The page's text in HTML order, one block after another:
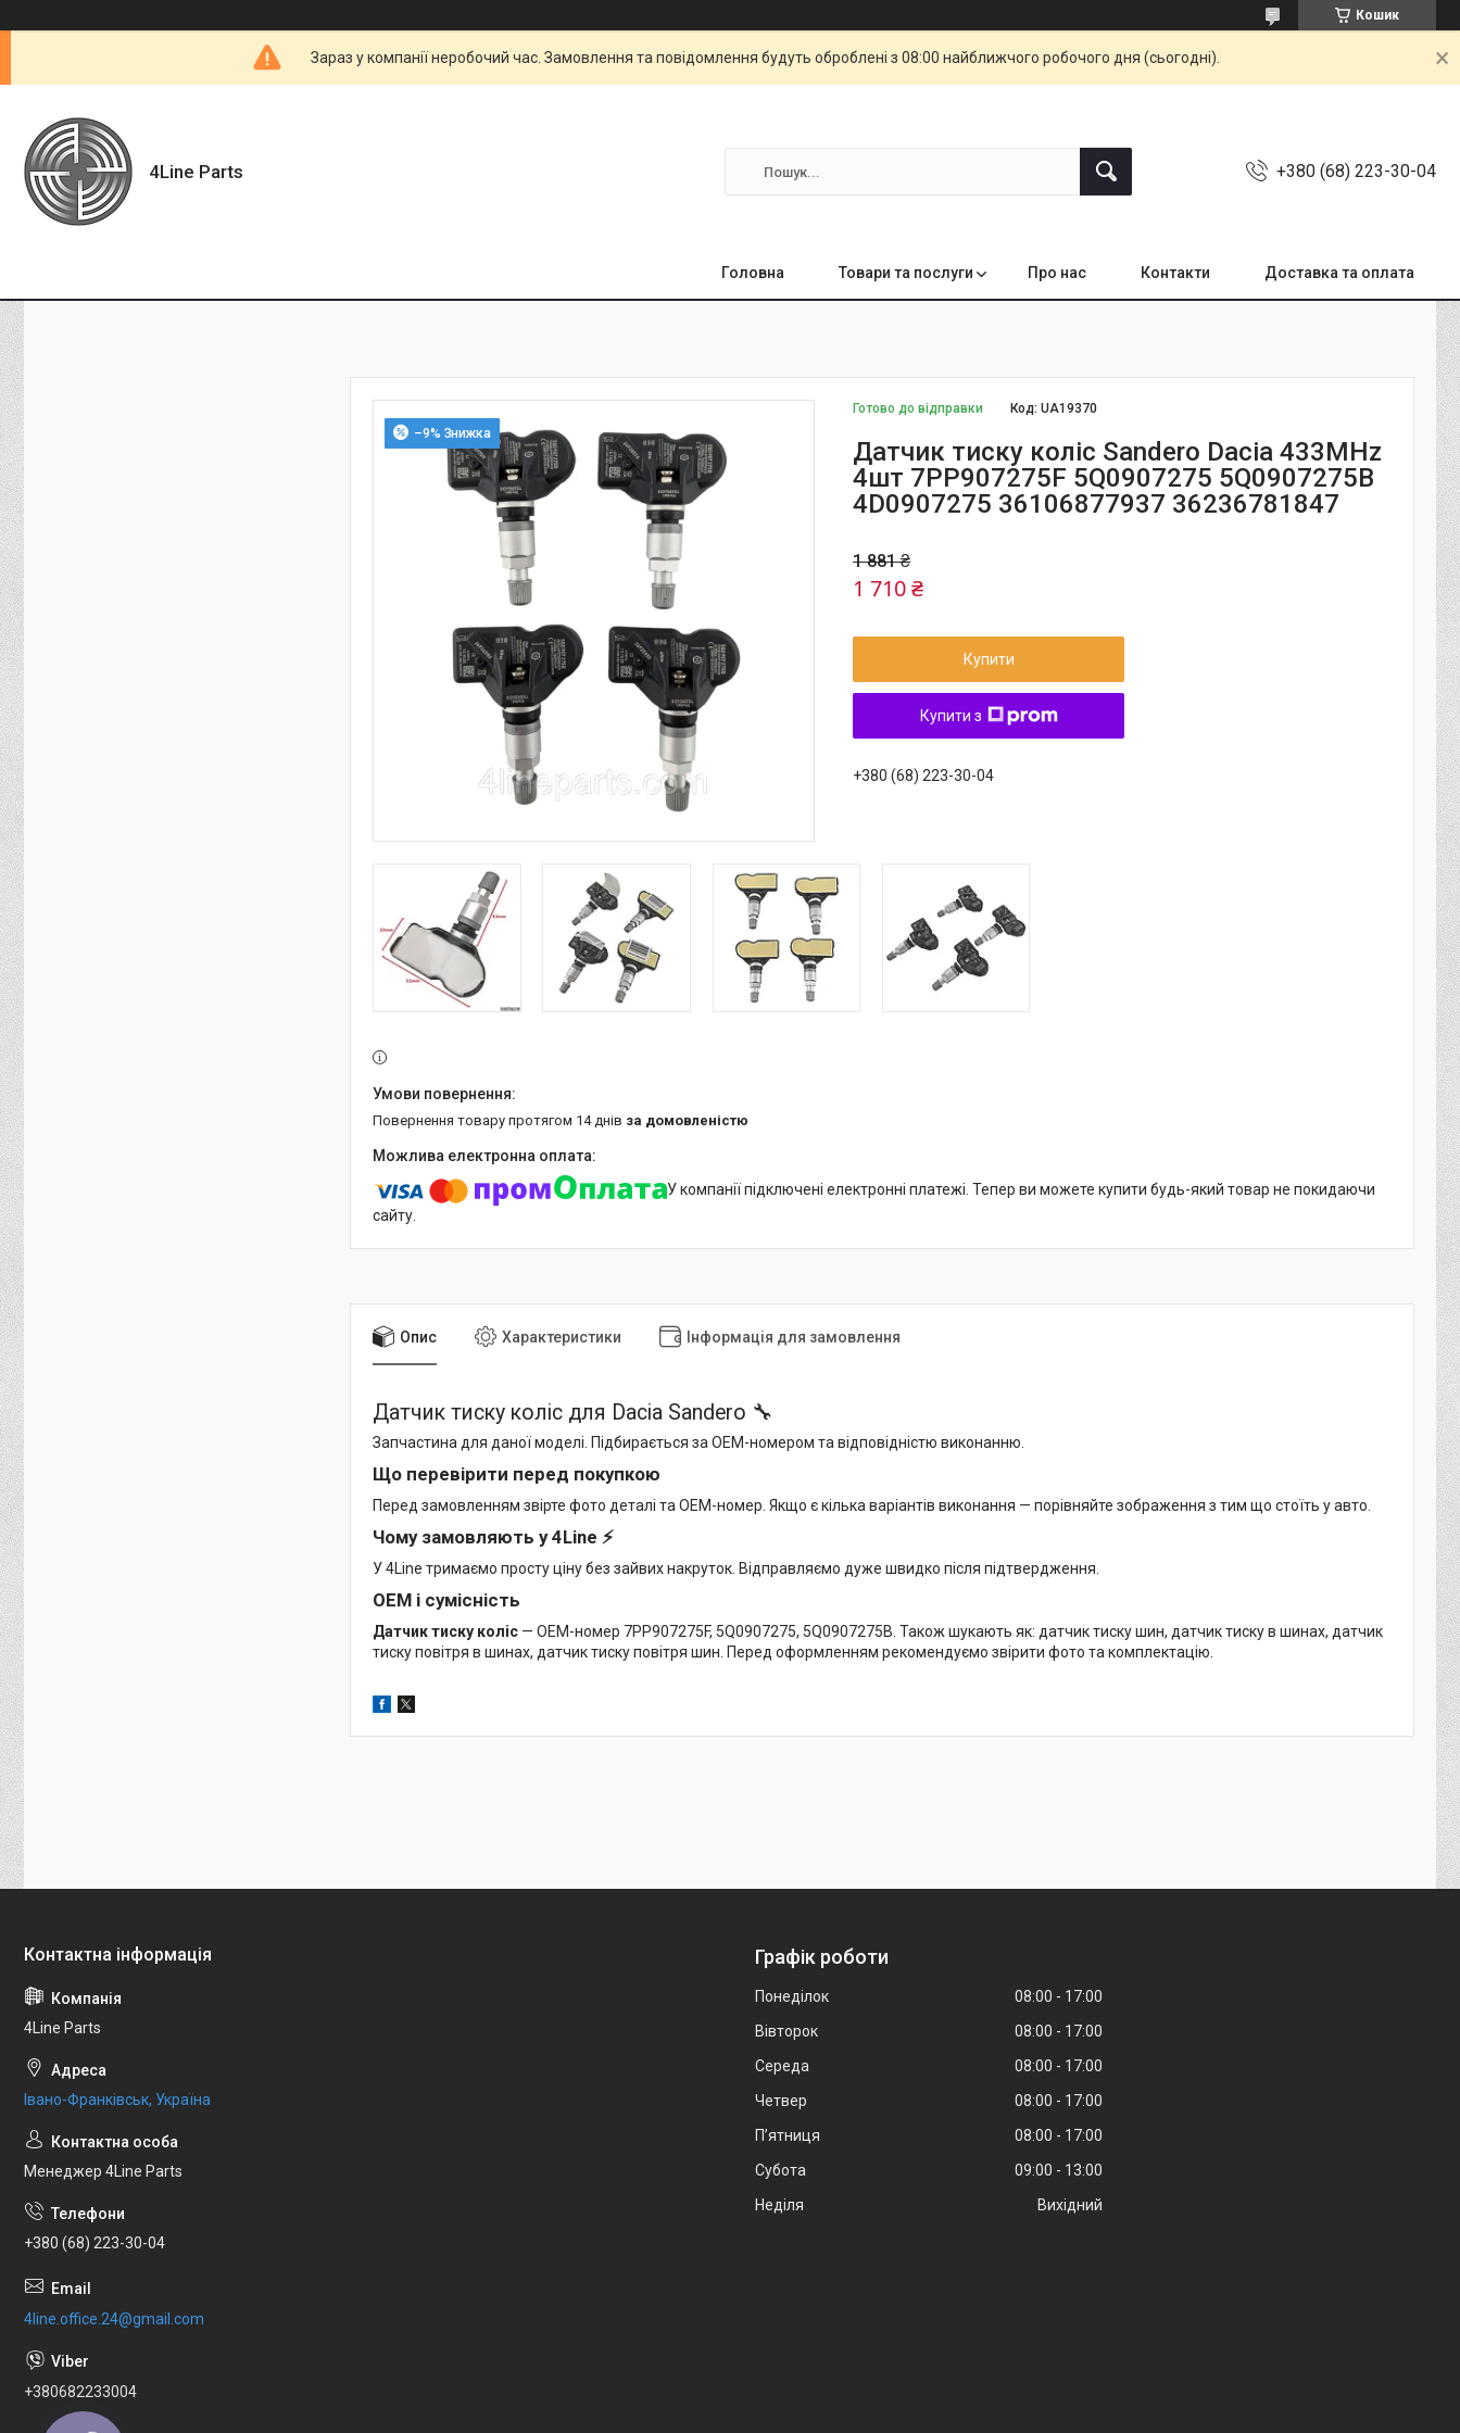
Кошик
Зараз у компанії неробочий час. Замовлення та повідомлення будуть оброблені з 08:00 найближчого робочого дня (сьогодні).
4Line Parts +380 (68) 223-30-04
Головна Товари та послуги Про нас Контакти Доставка та оплата
–9%
Готово до відправки Код:UA19370
Датчик тиску коліс Sandero Dacia 433MHz
4шт 7PP907275F 5Q0907275 5Q0907275B
4D0907275 36106877937 36236781847
1 881 ₴
1 710 ₴
Купити
Купити з
+380 (68) 223-30-04
повернення товару протягом 14 днів за домовленістю
У компанії підключені електронні платежі. Тепер ви можете купити будь-який товар не покидаючи
сайту.
Опис Характеристики Інформація для замовлення
Датчик тиску коліс для Dacia Sandero 🔧
Запчастина для даної моделі. Підбирається за OEM-номером та відповідністю виконанню.
Що перевірити перед покупкою
Перед замовленням звірте фото деталі та OEM-номер. Якщо є кілька варіантів виконання — порівняйте зображення з тим що стоїть у авто.
Чому замовляють у 4Line ⚡
У 4Line тримаємо просту ціну без зайвих накруток. Відправляємо дуже швидко після підтвердження.
OEM і сумісність
Датчик тиску коліс — OEM-номер 7PP907275F, 5Q0907275, 5Q0907275B. Також шукають як: датчик тиску шин, датчик тиску в шинах, датчик
тиску повітря в шинах, датчик тиску повітря шин. Перед оформленням рекомендуємо звірити фото та комплектацію.
4Line Parts
Івано-Франківськ, Україна
Менеджер 4Line Parts
+380 (68) 223-30-04
4line.office.24@gmail.com
+380682233004
Графік роботи
Понеділок 08:00
17:00
Вівторок
08:00
17:00
Середа
08:00
17:00
Четвер
08:00
17:00
Пʼятниця
08:00
17:00
Субота
09:00
13:00
Неділя
Вихідний